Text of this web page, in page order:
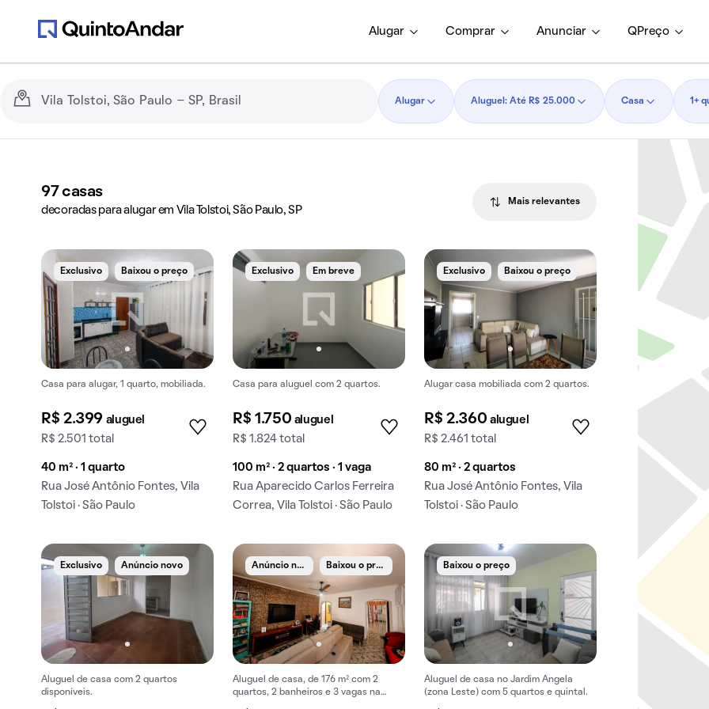
Alugar Comprar Anunciar QPreço
Alugar Aluguel: Até R$ 25.000 Casa 1+
97 casas
decoradas para alugar em Vila Tolstoi, São Paulo, SP
Mais relevantes
Exclusivo Baixou o preço
Casa para alugar, 1 quarto, mobiliada.
R$ 2.399 aluguel
R$ 2.501 total
40 m² · 1 quarto
Rua José Antônio Fontes, Vila
Tolstoi · São Paulo
Exclusivo Em breve
Casa para aluguel com 2 quartos.
R$ 1.750 aluguel
R$ 1.824 total
100 m² · 2 quartos · 1 vaga
Rua Aparecido Carlos Ferreira
Correa, Vila Tolstoi · São Paulo
Exclusivo Baixou o preço
Alugar casa mobiliada com 2 quartos.
R$ 2.360 aluguel
R$ 2.461 total
80 m² · 2 quartos
Rua José Antônio Fontes, Vila
Tolstoi · São Paulo
Exclusivo Anúncio novo
Aluguel de casa com 2 quartos
disponíveis.
A
núncio novo B
aixou o preço
Aluguel de casa, de 176 m² com 2
quartos, 2 banheiros e 3 vagas na
Baixou o preço
Aluguel de casa no Jardim Angela
(zona Leste) com 5 quartos e quintal.